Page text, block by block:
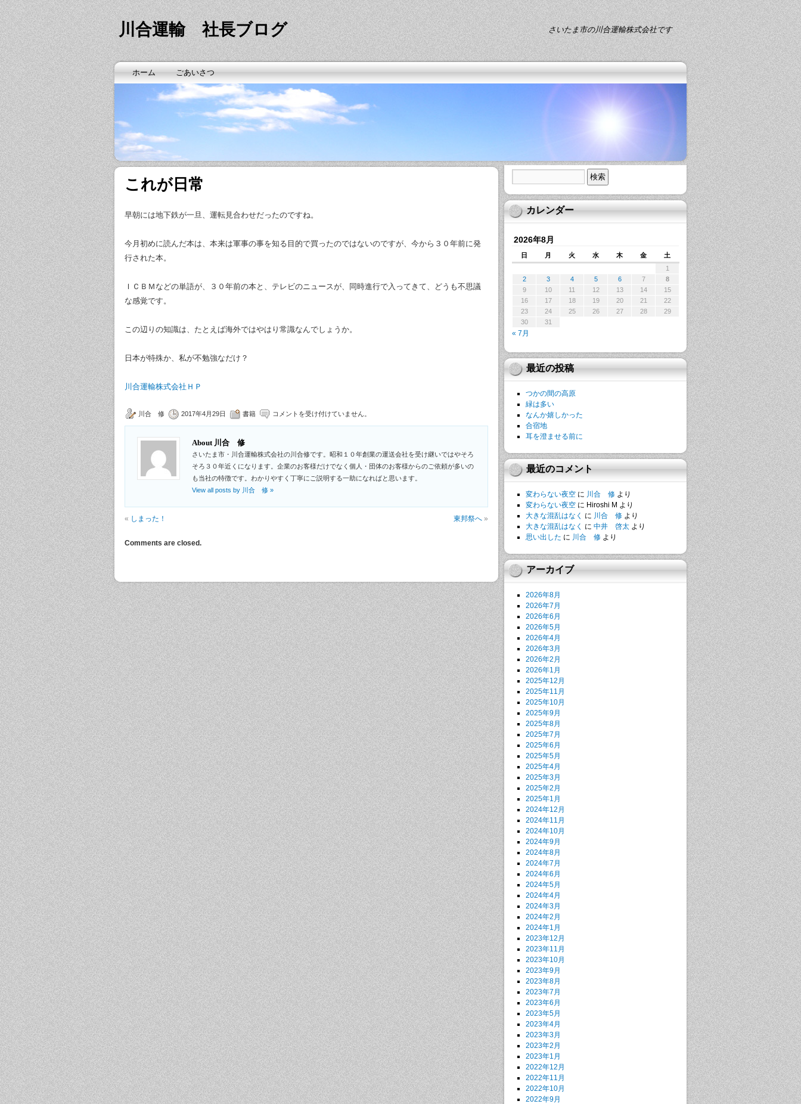
川合運輸 社長ブログ さいたま市の川合運輸株式会社です
ホーム ごあいさつ
これが日常
早朝には地下鉄が一旦、運転見合わせだったのですね。
今月初めに読んだ本は、本来は軍事の事を知る目的で買ったのではないのですが、今から３０年前に発
行された本。
ＩＣＢＭなどの単語が、３０年前の本と、テレビのニュースが、同時進行で入ってきて、どうも不思議
な感覚です。
この辺りの知識は、たとえば海外ではやはり常識なんでしょうか。
日本が特殊か、私が不勉強なだけ？
川合運輸株式会社ＨＰ
川合 修 2017年4月29日 書籍 コメントを受け付けていません。
About 川合 修
さいたま市・川合運輸株式会社の川合修です。昭和１０年創業の運送会社を受け継いではやそろ
そろ３０年近くになります。企業のお客様だけでなく個人・団体のお客様からのご依頼が多いの
も当社の特徴です。わかりやすく丁寧にご説明する一助になればと思います。
View all posts by 川合 修 »
« しまった！ 東邦祭へ »
Comments are closed.
カレンダー
2026年8月
日 月 火 水 木 金 土
« 7月
1
2
3 4 5 6 7
8
9
10 11 12 13 14
15
16
17 18 19 20 21
22
23
24 25 26 27 28
29
30
31
最近の投稿
つかの間の高原
緑は多い
なんか嬉しかった
合宿地
耳を澄ませる前に
最近のコメント
変わらない夜空に 川合 修より
変わらない夜空に Hiroshi M より
大きな混乱はなく に 川合 修より
大きな混乱はなく に 中井 啓太より
思い出した に 川合 修より
アーカイブ
2026年8月
2026年7月
2026年6月
2026年5月
2026年4月
2026年3月
2026年2月
2026年1月
2025年12月
2025年11月
2025年10月
2025年9月
2025年8月
2025年7月
2025年6月
2025年5月
2025年4月
2025年3月
2025年2月
2025年1月
2024年12月
2024年11月
2024年10月
2024年9月
2024年8月
2024年7月
2024年6月
2024年5月
2024年4月
2024年3月
2024年2月
2024年1月
2023年12月
2023年11月
2023年10月
2023年9月
2023年8月
2023年7月
2023年6月
2023年5月
2023年4月
2023年3月
2023年2月
2023年1月
2022年12月
2022年11月
2022年10月
2022年9月